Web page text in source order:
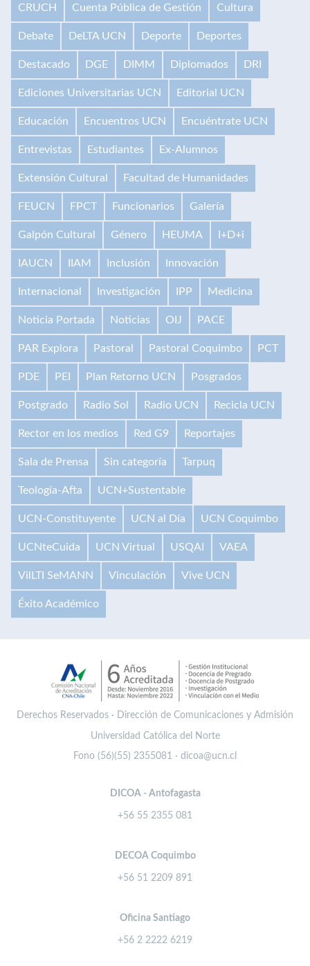
CRUCH Cuenta Pública de Gestión Cultura
Debate DeLTA UCN Deporte Deportes
Destacado DGE DIMM Diplomados DRI
Ediciones Universitarias UCN Editorial UCN
Educación Encuentros UCN Encuéntrate UCN
Entrevistas Estudiantes Ex-Alumnos
Extensión Cultural Facultad de Humanidades
FEUCN FPCT Funcionarios Galería
Galpón Cultural Género HEUMA I+D+i
IAUCN IIAM Inclusión Innovación
Internacional Investigación IPP Medicina
Noticia Portada Noticias OIJ PACE
PAR Explora Pastoral Pastoral Coquimbo PCT
PDE PEI Plan Retorno UCN Posgrados
Postgrado Radio Sol Radio UCN Recicla UCN
Rector en los medios Red G9 Reportajes
Sala de Prensa Sin categoría Tarpuq
Teología-Afta UCN+Sustentable
UCN-Constituyente UCN al Día UCN Coquimbo
UCNteCuida UCN Virtual USQAI VAEA
VilLTI SeMANN Vinculación Vive UCN
Éxito Académico
Derechos Reservados · Dirección de Comunicaciones y Admisión
Universidad Católica del Norte
Fono (56)(55) 2355081 · dicoa@ucn.cl
DICOA - Antofagasta
+56 55 2355 081
DECOA Coquimbo
+56 51 2209 891
Oficina Santiago
+56 2 2222 6219